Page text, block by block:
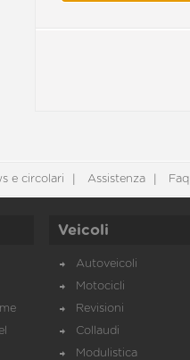
e circolari Assistenza Faq
Veicoli
Autoveicoli
Motocicli
Revisioni
Collaudi
Modulistica